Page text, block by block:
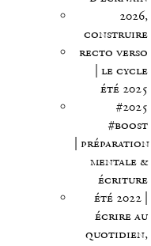
2026,
construire
recto verso
| le cycle
été 2025
#2025
#boost
| préparation
mentale &
écriture
été 2022 |
écrire au
quotidien,